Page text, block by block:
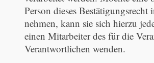
Person dieses Bestätigungsrecht
nehmen, kann sie sich hierzu
einen Mitarbeiter des für die
Verantwortlichen wenden.